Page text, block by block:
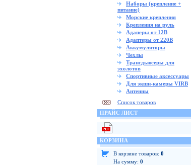
Наборы (крепление +
питание)
Морские крепления
Крепления на руль
Адаперы от 12В
Адаптеры от 220В
Аккумуляторы
Чехлы
Трансдьюсеры для
эхолотов
Спортивные аксессуары
Для экшн-камеры VIRB
Антенны
Список товаров
ПРАЙС ЛИСТ
КОРЗИНА
В корзине товаров: 0
На сумму: 0